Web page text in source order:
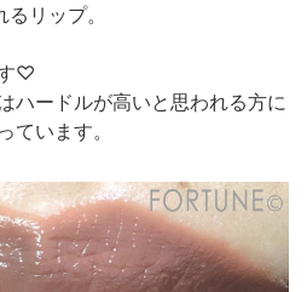
リップ。
♡
ハードルが高いと思われる方に
ています。